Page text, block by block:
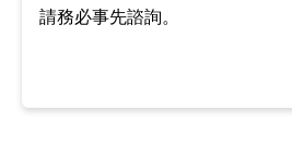
請務必事先諮詢。